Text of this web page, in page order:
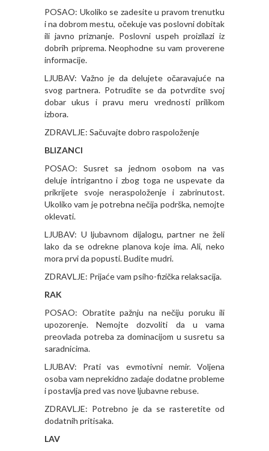
POSAO: Ukoliko se zadesite u pravom trenutku
i na dobrom mestu, očekuje vas poslovni dobitak
ili javno priznanje. Poslovni uspeh proizilazi iz
dobrih priprema. Neophodne su vam proverene
informacije.
LJUBAV: Važno je da delujete očaravajuće na
svog partnera. Potrudite se da potvrdite svoj
dobar ukus i pravu meru vrednosti prilikom
izbora.
ZDRAVLJE: Sačuvajte dobro raspoloženje
BLIZANCI
POSAO: Susret sa jednom osobom na vas
deluje intrigantno i zbog toga ne uspevate da
prikrijete svoje neraspoloženje i zabrinutost.
Ukoliko vam je potrebna nečija podrška, nemojte
oklevati.
LJUBAV: U ljubavnom dijalogu, partner ne želi
lako da se odrekne planova koje ima. Ali, neko
mora prvi da popusti. Budite mudri.
ZDRAVLJE: Prijaće vam psiho-fizička relaksacija.
RAK
POSAO: Obratite pažnju na nečiju poruku ili
upozorenje. Nemojte dozvoliti da u vama
preovlada potreba za dominacijom u susretu sa
saradnicima.
LJUBAV: Prati vas evmotivni nemir. Voljena
osoba vam neprekidno zadaje dodatne probleme
i postavlja pred vas nove ljubavne rebuse.
ZDRAVLJE: Potrebno je da se rasteretite od
dodatnih pritisaka.
LAV